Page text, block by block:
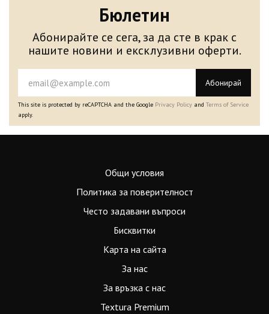
Бюлетин
Абонирайте се сега, за да сте в крак с
нашите новини и ексклузивни оферти.
Абонирай
This site is protected by reCAPTCHA and the Google Privacy Policy and Terms of Service
apply.
Общи условия
Политика за поверителност
Често задавани въпроси
Бисквитки
Карта на сайта
За нас
За връзка с нас
Textura Premium